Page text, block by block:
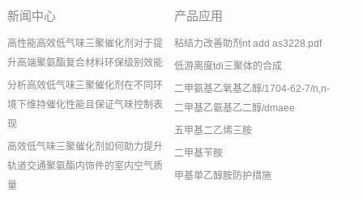
新闻中心
高性能高效低气味三聚催化剂对于提
升高端聚氨酯复合材料环保级别效能
分析高效低气味三聚催化剂在不同环
境下维持催化性能且保证气味控制表
现
高效低气味三聚催化剂如何助力提升
轨道交通聚氨酯内饰件的室内空气质
量
产品应用
粘结力改善助剂nt add as3228.pdf
低游离度tdi三聚体的合成
二甲氨基乙氧基乙醇/1704-62-7/n,n-
二甲基乙氨基乙二醇/dmaee
五甲基二乙烯三胺
二甲基苄胺
甲基单乙醇胺防护措施